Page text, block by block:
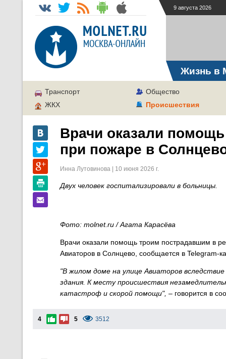
9 августа 2026
Жизнь в
Транспорт
Общество
ЖКХ
Происшествия
Врачи оказали
при пожаре в
Инна Лутовинова | 10 июня 2026 г.
Двух человек госпитализировали в больницы.
Фото: molnet.ru / Агата Карасёва
Врачи оказали помощь троим пострадавшим в
Авиаторов в Солнцево, сообщается в Telegram-
"В жилом доме на улице Авиаторов
здания. К месту происшествия
катастроф и скорой помощи", – говорится в
4 5 3512